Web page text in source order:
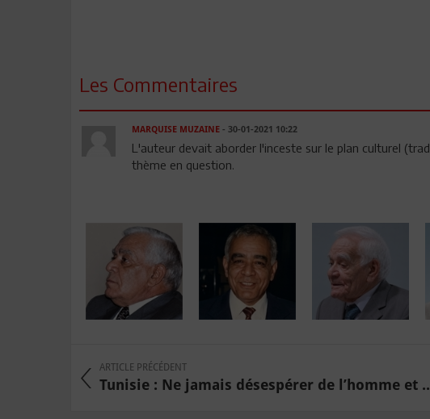
Les Commentaires
MARQUISE MUZAINE- 30-01-2021 10:22
L'auteur devait aborder l'inceste sur le plan culturel
thème en question.
ARTICLE PRÉCÉDENT
Tunisie : Ne jamais désespérer de l’homme et